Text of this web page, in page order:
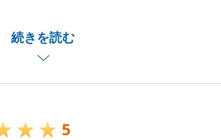
続きを読む
さい。
くお願い申し上げます。
閉じる 5